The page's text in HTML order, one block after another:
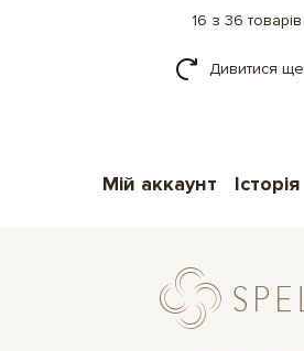
16 з 36 товарів
Дивитися ще
Мій аккаунт Історія